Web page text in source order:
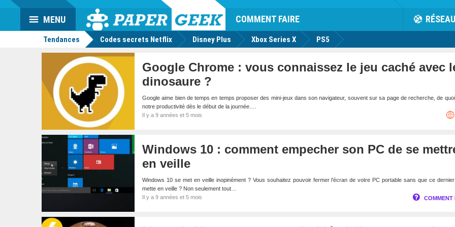
Actu
geek
COMMENT FAIRE RÉSEAU
MENU
Tendances Codes secrets Netflix Disney Plus Xbox Series X PS5
Google Chrome : vous connaissez le jeu caché avec
dinosaure ?
Google aime bien de temps en temps proposer des mini-jeux dans son navigateur, souvent sur sa page de recherche, de
notre productivité dès le début de la journée.…
Il y a 9 années et 5 mois
Windows 10 : comment empecher son PC de se
en veille
Windows 10 se met en veille inopinément ? Vous souhaitez pouvoir fermer l’écran de votre PC portable sans que ce
mette en veille ? Non seulement tout…
Il y a 9 années et 5 mois
COMMENT
Dark
Mode